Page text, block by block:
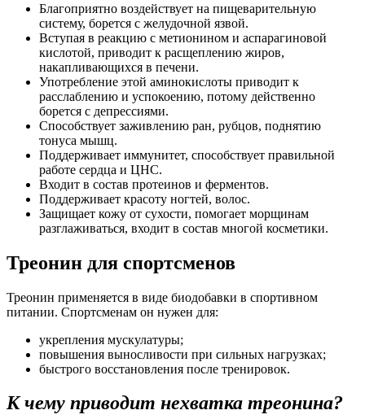
Благоприятно воздействует на пищеварительную
систему, борется с желудочной язвой.
Вступая в реакцию с метионином и аспарагиновой
кислотой, приводит к расщеплению жиров,
накапливающихся в печени.
Употребление этой аминокислоты приводит к
расслаблению и успокоению, потому действенно
борется с депрессиями.
Способствует заживлению ран, рубцов, поднятию
тонуса мышц.
Поддерживает иммунитет, способствует правильной
работе сердца и ЦНС.
Входит в состав протеинов и ферментов.
Поддерживает красоту ногтей, волос.
Защищает кожу от сухости, помогает морщинам
разглаживаться, входит в состав многой косметики.
Треонин для спортсменов
Треонин применяется в виде биодобавки в спортивном
питании. Спортсменам он нужен для:
укрепления мускулатуры;
повышения выносливости при сильных нагрузках;
быстрого восстановления после тренировок.
К чему приводит нехватка треонина?